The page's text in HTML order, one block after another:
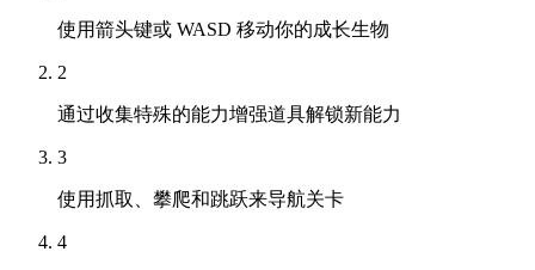
使用箭头键或 WASD 移动你的成长生物
2
通过收集特殊的能力增强道具解锁新能力
3
使用抓取、攀爬和跳跃来导航关卡
4